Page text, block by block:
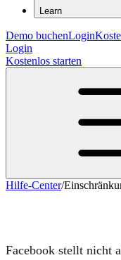
Learn
Demo buchenLogin
Login
Kostenlos starten
Hilfe-Center/
Facebook stellt nicht